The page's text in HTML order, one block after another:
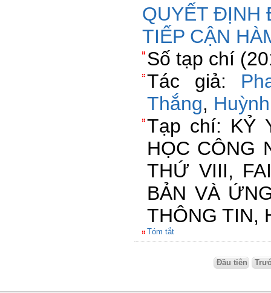
QUYẾT ĐỊNH
TIẾP CẬN
Số tạp chí
Tác giả:
Thắng,
Tạp chí: KỶ
HỌC CÔNG
THỨ VIII,
BẢN VÀ
THÔNG TIN,
Tóm tắt
Đầu tiên